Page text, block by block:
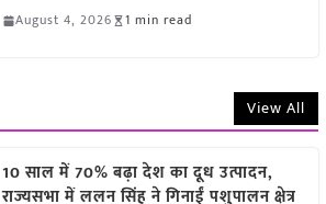
August 4, 2026 1 min read
View All
10 साल में 70% बढ़ा देश का दूध उत्पादन,
राज्यसभा में ललन सिंह ने गिनाईं पशुपालन क्षेत्र